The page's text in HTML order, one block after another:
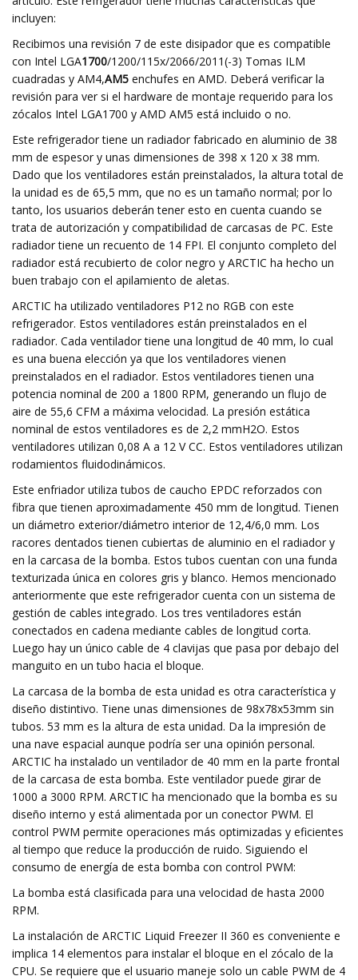
incluyen:
Recibimos una revisión 7 de este disipador que es compatible
con Intel LGA1700/1200/115x/2066/2011(-3) Tomas ILM
cuadradas y AM4,AM5 enchufes en AMD. Deberá verificar la
revisión para ver si el hardware de montaje requerido para los
zócalos Intel LGA1700 y AMD AM5 está incluido o no.
Este refrigerador tiene un radiador fabricado en aluminio de 38
mm de espesor y unas dimensiones de 398 x 120 x 38 mm.
Dado que los ventiladores están preinstalados, la altura total de
la unidad es de 65,5 mm, que no es un tamaño normal; por lo
tanto, los usuarios deberán tener esto en cuenta cuando se
trata de autorización y compatibilidad de carcasas de PC. Este
radiador tiene un recuento de 14 FPI. El conjunto completo del
radiador está recubierto de color negro y ARCTIC ha hecho un
buen trabajo con el apilamiento de aletas.
ARCTIC ha utilizado ventiladores P12 no RGB con este
refrigerador. Estos ventiladores están preinstalados en el
radiador. Cada ventilador tiene una longitud de 40 mm, lo cual
es una buena elección ya que los ventiladores vienen
preinstalados en el radiador. Estos ventiladores tienen una
potencia nominal de 200 a 1800 RPM, generando un flujo de
aire de 55,6 CFM a máxima velocidad. La presión estática
nominal de estos ventiladores es de 2,2 mmH2O. Estos
ventiladores utilizan 0,08 A a 12 V CC. Estos ventiladores utilizan
rodamientos fluidodinámicos.
Este enfriador utiliza tubos de caucho EPDC reforzados con
fibra que tienen aproximadamente 450 mm de longitud. Tienen
un diámetro exterior/diámetro interior de 12,4/6,0 mm. Los
racores dentados tienen cubiertas de aluminio en el radiador y
en la carcasa de la bomba. Estos tubos cuentan con una funda
texturizada única en colores gris y blanco. Hemos mencionado
anteriormente que este refrigerador cuenta con un sistema de
gestión de cables integrado. Los tres ventiladores están
conectados en cadena mediante cables de longitud corta.
Luego hay un único cable de 4 clavijas que pasa por debajo del
manguito en un tubo hacia el bloque.
La carcasa de la bomba de esta unidad es otra característica y
diseño distintivo. Tiene unas dimensiones de 98x78x53mm sin
tubos. 53 mm es la altura de esta unidad. Da la impresión de
una nave espacial aunque podría ser una opinión personal.
ARCTIC ha instalado un ventilador de 40 mm en la parte frontal
de la carcasa de esta bomba. Este ventilador puede girar de
1000 a 3000 RPM. ARCTIC ha mencionado que la bomba es su
diseño interno y está alimentada por un conector PWM. El
control PWM permite operaciones más optimizadas y eficientes
al tiempo que reduce la producción de ruido. Siguiendo el
consumo de energía de esta bomba con control PWM:
La bomba está clasificada para una velocidad de hasta 2000
RPM.
La instalación de ARCTIC Liquid Freezer II 360 es conveniente e
implica 14 elementos para instalar el bloque en el zócalo de la
CPU. Se requiere que el usuario maneje solo un cable PWM de 4